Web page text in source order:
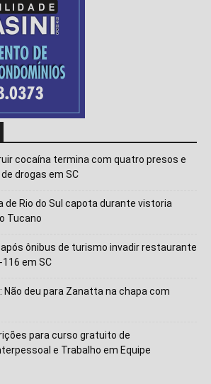
cocaína termina com quatro presos e
drogas em SC
de Rio do Sul capota durante vistoria
Tucano
ônibus de turismo invadir restaurante
em SC
Não deu para Zanatta na chapa com
para curso gratuito de
e Trabalho em Equipe